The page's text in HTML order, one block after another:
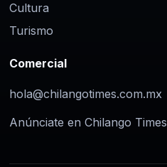
Cultura
Turismo
Comercial
hola@chilangotimes.com.mx
Anúnciate en Chilango Times